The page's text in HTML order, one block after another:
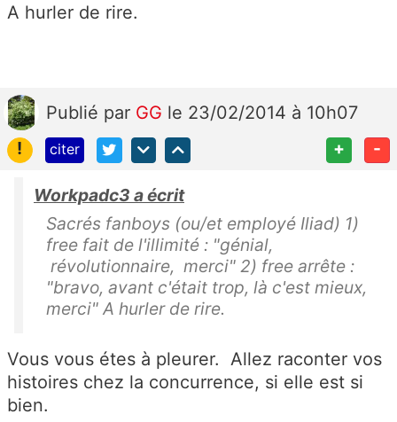
A hurler de rire.
Publié par GG le 23/02/2014 à 10h07
!
citer + -
Workpadc3 a écrit
Sacrés fanboys (ou/et employé Iliad) 1)
free fait de l'illimité : "génial,
révolutionnaire, merci" 2) free arrête :
"bravo, avant c'était trop, là c'est mieux,
merci" A hurler de rire.
Vous vous étes à pleurer. Allez raconter vos
histoires chez la concurrence, si elle est si
bien.